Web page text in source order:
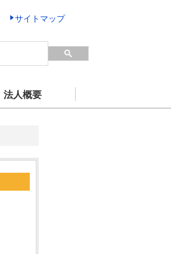
サイトマップ
法人概要